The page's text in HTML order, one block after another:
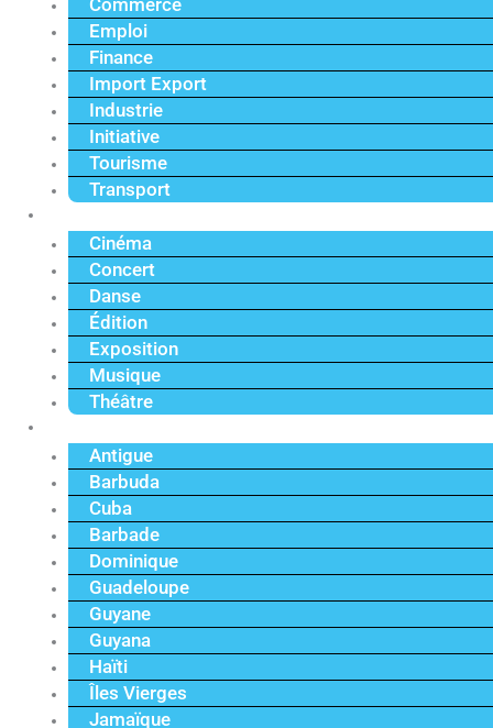
Commerce
Emploi
Finance
Import Export
Industrie
Initiative
Tourisme
Transport
Cinéma
Concert
Danse
Édition
Exposition
Musique
Théâtre
Antigue
Barbuda
Cuba
Barbade
Dominique
Guadeloupe
Guyane
Guyana
Haïti
Îles Vierges
Jamaïque